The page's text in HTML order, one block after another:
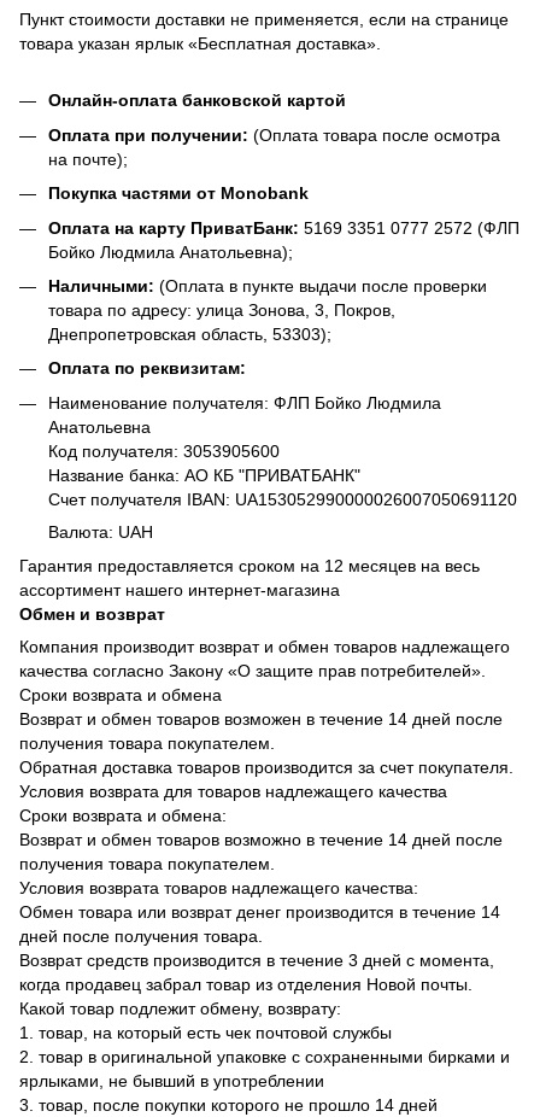
Пункт стоимости доставки не применяется, если на странице
товара указан ярлык «Бесплатная доставка».
Онлайн-оплата банковской картой
Оплата при получении: (Оплата товара после осмотра
на почте);
Покупка частями от Monobank
Оплата на карту ПриватБанк: 5169 3351 0777 2572 (ФЛП
Бойко Людмила Анатольевна);
Наличными: (Оплата в пункте выдачи после проверки
товара по адресу: улица Зонова, 3, Покров,
Днепропетровская область, 53303);
Оплата по реквизитам:
Наименование получателя: ФЛП Бойко Людмила
Анатольевна
Код получателя: 3053905600
Название банка: АО КБ "ПРИВАТБАНК"
Счет получателя IBAN: UA153052990000026007050691120
Валюта: UAH
Гарантия предоставляется сроком на 12 месяцев на весь
ассортимент нашего интернет-магазина
Обмен и возврат
Компания производит возврат и обмен товаров надлежащего
качества согласно Закону «О защите прав потребителей».
Сроки возврата и обмена
Возврат и обмен товаров возможен в течение 14 дней после
получения товара покупателем.
Обратная доставка товаров производится за счет покупателя.
Условия возврата для товаров надлежащего качества
Сроки возврата и обмена:
Возврат и обмен товаров возможно в течение 14 дней после
получения товара покупателем.
Условия возврата товаров надлежащего качества:
Обмен товара или возврат денег производится в течение 14
дней после получения товара.
Возврат средств производится в течение 3 дней с момента,
когда продавец забрал товар из отделения Новой почты.
Какой товар подлежит обмену, возврату:
1. товар, на который есть чек почтовой службы
2. товар в оригинальной упаковке с сохраненными бирками и
ярлыками, не бывший в употреблении
3. товар, после покупки которого не прошло 14 дней